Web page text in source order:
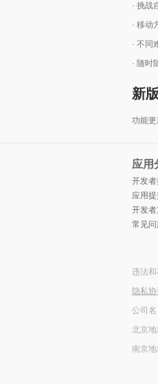
· 挑战
· 移动
· 不同
· 随时
新
功能
应用
开发者
应用
开发
常见
违法
隐私协
公司
北京
南京